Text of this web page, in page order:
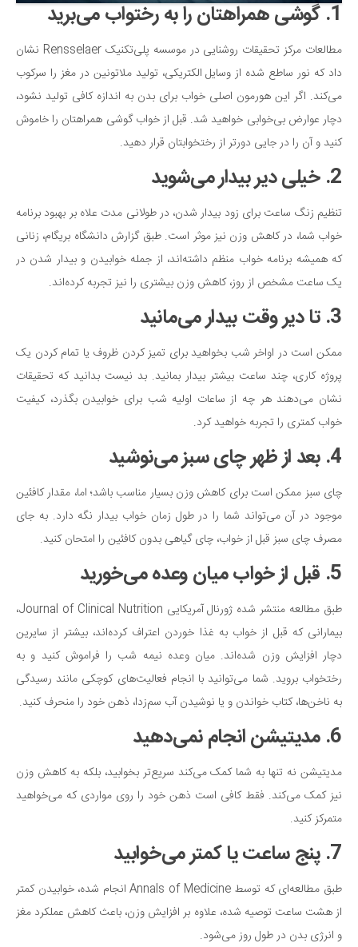
دانستنی‌ها
بازی
طنز
فال
مسابقه
1. گوشی همراهتان را به رختواب می‌برید
مطالعات مرکز تحقیقات روشنایی در موسسه پلی‌تکنیک Rensselaer نشان
داد که نور ساطع شده از وسایل الکتریکی، تولید ملاتونین در مغز را سرکوب
می‌کند. اگر این هورمون اصلی خواب برای بدن به اندازه کافی تولید نشود،
دچار عوارض بی‌خوابی خواهید شد. قبل از خواب گوشی همراهتان را خاموش
کنید و آن را در جایی دورتر از رختخوابتان قرار دهید.
2. خیلی دیر بیدار می‌شوید
تنظیم زنگ ساعت برای زود بیدار شدن، در طولانی مدت علاه بر بهبود برنامه
خواب شما، در کاهش وزن نیز موثر است. طبق گزارش دانشگاه بریگام، زنانی
که همیشه برنامه خواب منظم داشته‌اند، از جمله خوابیدن و بیدار شدن در
یک ساعت مشخص از روز، کاهش وزن بیشتری را نیز تجربه کرده‌اند.
3. تا دیر وقت بیدار می‌مانید
ممکن است در اواخر شب بخواهید برای تمیز کردن ظروف یا تمام کردن یک
پروژه کاری، چند ساعت بیشتر بیدار بمانید. بد نیست بدانید که تحقیقات
نشان می‌دهند هر چه از ساعات اولیه شب برای خوابیدن بگذرد، کیفیت
خواب کمتری را تجربه خواهید کرد.
4. بعد از ظهر چای سبز می‌نوشید
چای سبز ممکن است برای کاهش وزن بسیار مناسب باشد؛ اما، مقدار کافئین
موجود در آن می‌تواند شما را در طول زمان خواب بیدار نگه دارد. به جای
مصرف چای سبز قبل از خواب، چای گیاهی بدون کافئین را امتحان کنید.
5. قبل از خواب میان وعده می‌خورید
طبق مطالعه منتشر شده ژورنال آمریکایی Journal of Clinical Nutrition،
بیمارانی که قبل از خواب به غذا خوردن اعتراف کرده‌اند، بیشتر از سایرین
دچار افزایش وزن شده‌اند. میان وعده نیمه شب را فراموش کنید و به
رختخواب بروید. شما می‌توانید با انجام فعالیت‌های کوچکی مانند رسیدگی
به ناخن‌ها، کتاب خواندن و یا نوشیدن آب سم‌زدا، ذهن خود را منحرف کنید.
6. مدیتیشن انجام نمی‌دهید
مدیتیشن نه تنها به شما کمک می‌کند سریع‌تر بخوابید، بلکه به کاهش وزن
نیز کمک می‌کند. فقط کافی است ذهن خود را روی مواردی که می‌خواهید
متمرکز کنید.
7. پنج ساعت یا کمتر می‌خوابید
طبق مطالعه‌ای که توسط Annals of Medicine انجام شده، خوابیدن کمتر
از هشت ساعت توصیه شده، علاوه بر افزایش وزن، باعث کاهش عملکرد مغز
و انرژی بدن در طول روز می‌شود.